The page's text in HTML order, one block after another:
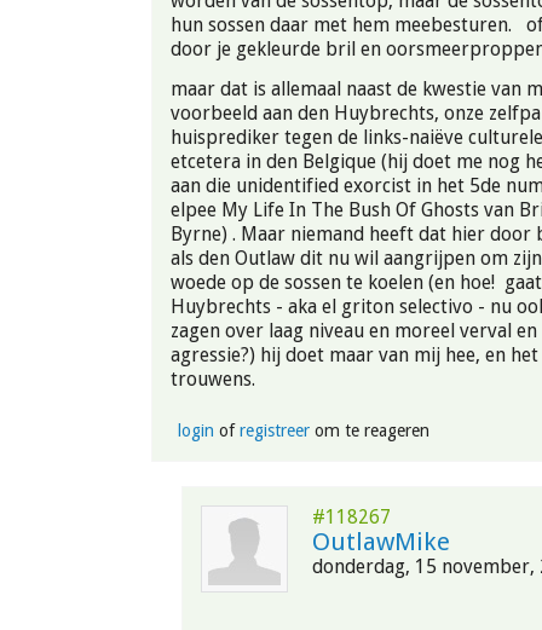
hun sossen daar met hem meebesturen.
door je gekleurde bril en
maar dat is allemaal naast de kwestie van
voorbeeld aan den Huybrechts, onze
huisprediker tegen de links-naiëve
etcetera in den Belgique (hij doet me nog
aan die unidentified exorcist in het 5de
elpee My Life In The Bush Of Ghosts van
Byrne) . Maar niemand heeft dat hier
als den Outlaw dit nu wil aangrijpen om
woede op de sossen te koelen (en hoe!
Huybrechts - aka el griton selectivo - nu
zagen over laag niveau en moreel verval
agressie?) hij doet maar van mij hee, en
trouwens.
login ofregistreerom te reageren
#118267
OutlawMike
donderdag, 15 november,